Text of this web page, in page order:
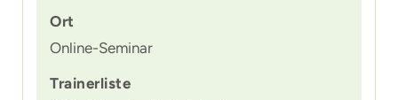
Ort
Online-Seminar
Trainerliste